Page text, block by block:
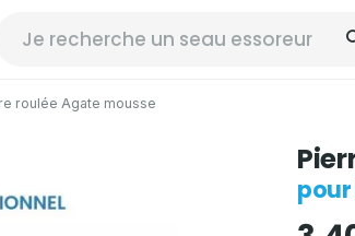
roulée Agate mousse